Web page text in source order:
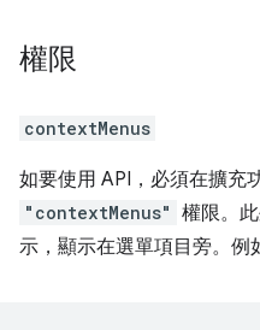
權限
contextMenus
如要使用 API，必須在擴充
"contextMenus" 權限。
示，顯示在選單項目旁。例